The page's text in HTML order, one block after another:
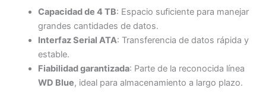
Capacidad de 4 TB: Espacio suficiente para manejar
grandes cantidades de datos.
Interfaz Serial ATA: Transferencia de datos rápida y
estable.
Fiabilidad garantizada: Parte de la reconocida línea
WD Blue, ideal para almacenamiento a largo plazo.